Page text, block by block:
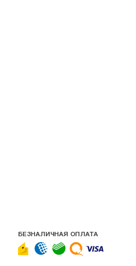
БЕЗНАЛИЧНАЯ ОПЛАТА